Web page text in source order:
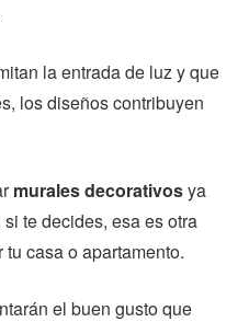
la entrada de luz y que
los diseños contribuyen
murales decorativosya
te decides, esa es otra
casa o apartamento.
el buen gusto que